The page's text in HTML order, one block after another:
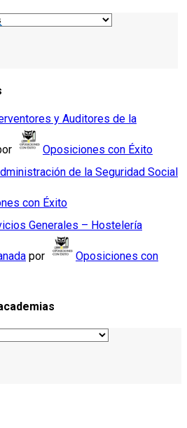
y Auditores de la
Oposiciones con Éxito
de la Seguridad Social
con Éxito
Generales – Hostelería
por
Oposiciones con